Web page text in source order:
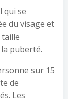
qui se
du visage et
puberté.
sur 15
de
Les